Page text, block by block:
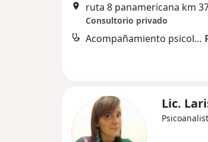
Consultorio privado
Acompañamiento psicológico
Lic.